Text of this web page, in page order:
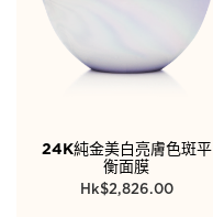
24K純金美白亮膚色斑平
衡面膜
$2,826.00